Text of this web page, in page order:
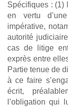
Spécifiques : (1)
en vertu
impérative,
autorité
cas de litige
exprès entre
Partie tenue de
à ce faire
écrit,
l’obligation qui